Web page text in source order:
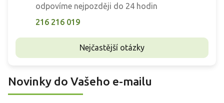
odpovíme nejpozději do 24 hodin
216 216 019
Nejčastější otázky
Novinky do Vašeho e-mailu